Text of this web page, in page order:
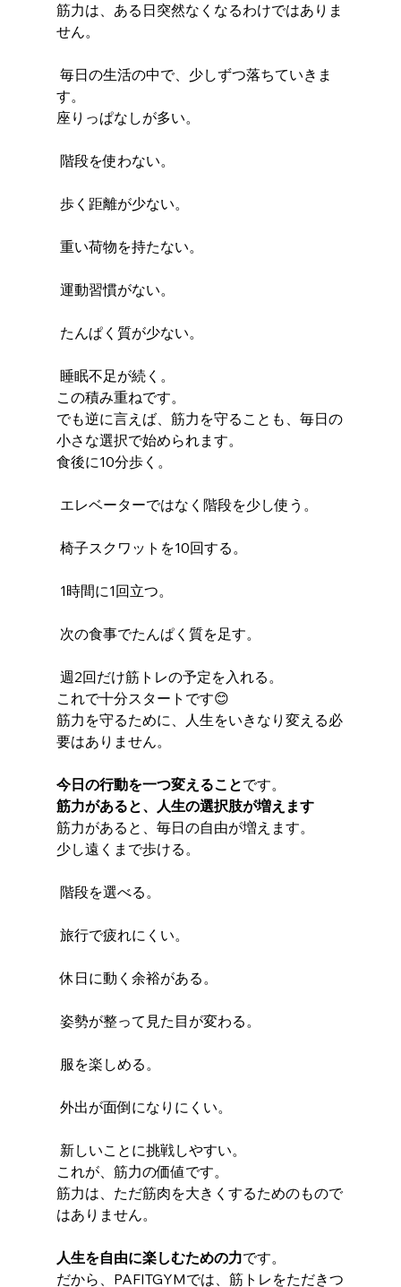
筋力は、ある日突然なくなるわけではありま
せん。
す。
座りっぱなしが多い。
階段を使わない。
歩く距離が少ない。
重い荷物を持たない。
運動習慣がない。
たんぱく質が少ない。
睡眠不足が続く。
この積み重ねです。
でも逆に言えば、筋力を守ることも、毎日の
小さな選択で始められます。
食後に10分歩く。
エレベーターではなく階段を少し使う。
椅子スクワットを10回する。
1時間に1回立つ。
次の食事でたんぱく質を足す。
週2回だけ筋トレの予定を入れる。
これで十分スタートです😊
筋力を守るために、人生をいきなり変える必
要はありません。
今日の行動を一つ変えることです。
筋力があると、人生の選択肢が増えます
筋力があると、毎日の自由が増えます。
少し遠くまで歩ける。
階段を選べる。
旅行で疲れにくい。
休日に動く余裕がある。
姿勢が整って見た目が変わる。
服を楽しめる。
外出が面倒になりにくい。
新しいことに挑戦しやすい。
これが、筋力の価値です。
筋力は、ただ筋肉を大きくするためのもので
はありません。
人生を自由に楽しむための力です。
だから、PAFITGYMでは、筋トレをただきつ